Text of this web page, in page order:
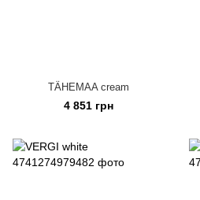
TÄHEMAA cream
4 851 грн